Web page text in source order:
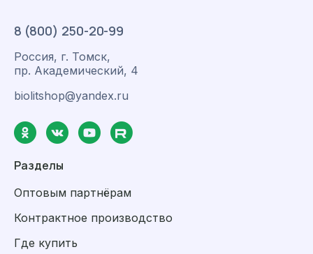
8 (800) 250-20-99
Россия, г. Томск,
пр. Академический, 4
biolitshop@yandex.ru
Разделы
Оптовым партнёрам
Контрактное производство
Где купить